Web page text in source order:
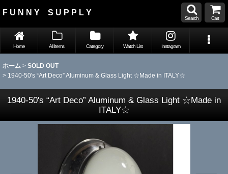
F U N N Y S U P P L Y
Search Cart
Home All Items Category Watch List Instagram
ホーム > SOLD OUT
> 1940-50's “Art Deco” Aluminum & Glass Light ☆Made in ITALY☆
1940-50's “Art Deco” Aluminum & Glass Light ☆Made in
ITALY☆